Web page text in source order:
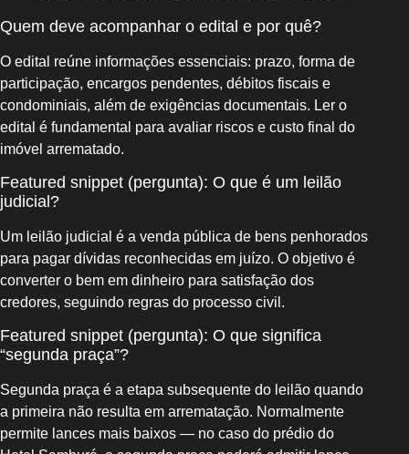
Quem deve acompanhar o edital e por quê?
O edital reúne informações essenciais: prazo, forma de
participação, encargos pendentes, débitos fiscais e
condominiais, além de exigências documentais. Ler o
edital é fundamental para avaliar riscos e custo final do
imóvel arrematado.
Featured snippet (pergunta): O que é um leilão
judicial?
Um leilão judicial é a venda pública de bens penhorados
para pagar dívidas reconhecidas em juízo. O objetivo é
converter o bem em dinheiro para satisfação dos
credores, seguindo regras do processo civil.
Featured snippet (pergunta): O que significa
“segunda praça”?
Segunda praça é a etapa subsequente do leilão quando
a primeira não resulta em arrematação. Normalmente
permite lances mais baixos — no caso do prédio do